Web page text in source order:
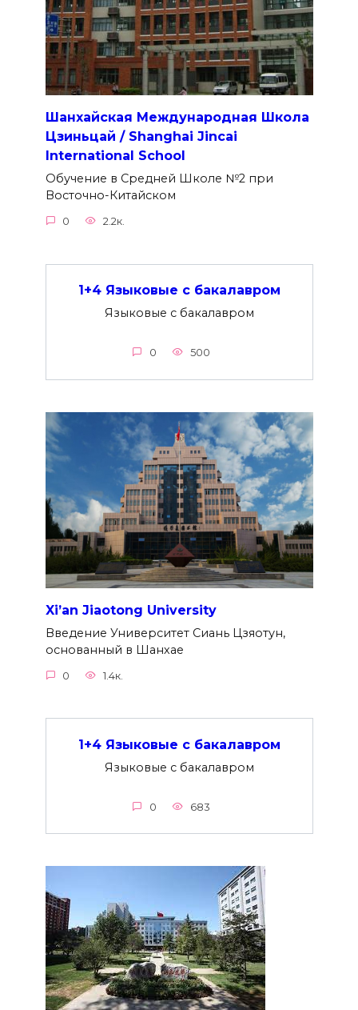
Шанхайская Международная Школа
Цзиньцай / Shanghai Jincai
International School
Обучение в Средней Школе №2 при
Восточно-Китайском
0 2.2к.
1+4 Языковые с бакалавром
Языковые с бакалавром
0 500
Xi’an Jiaotong University
Введение Университет Сиань Цзяотун,
основанный в Шанхае
0 1.4к.
1+4 Языковые с бакалавром
Языковые с бакалавром
0 683